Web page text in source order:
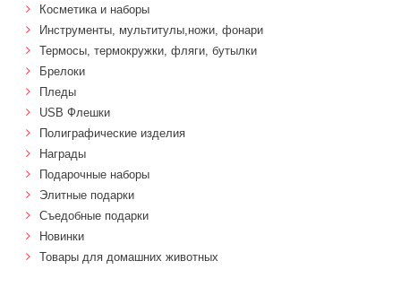
Косметика и наборы
Инструменты, мультитулы,ножи, фонари
Термосы, термокружки, фляги, бутылки
Брелоки
Пледы
USB Флешки
Полиграфические изделия
Награды
Подарочные наборы
Элитные подарки
Cъедобные подарки
Новинки
Товары для домашних животных